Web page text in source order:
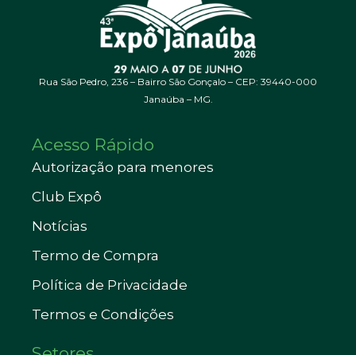
Rua São Pedro, 236 – Bairro São Gonçalo – CEP: 39440-000
Janaúba – MG.
Acesso Rápido
Autorização para menores
Club Expô
Notícias
Termo de Compra
Política de Privacidade
Termos e Condições